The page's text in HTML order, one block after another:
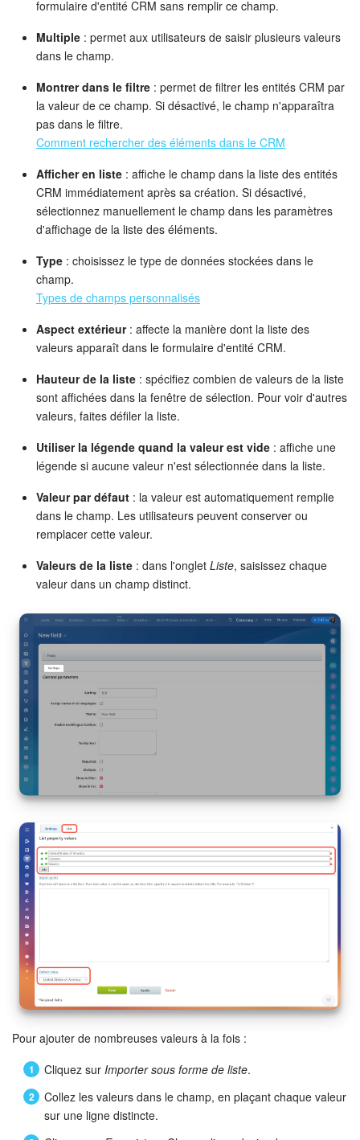
formulaire d'entité CRM sans remplir ce champ.
Multiple : permet aux utilisateurs de saisir plusieurs valeurs
dans le champ.
Montrer dans le filtre : permet de filtrer les entités CRM par
la valeur de ce champ. Si désactivé, le champ n'apparaîtra
pas dans le filtre.
Comment rechercher des éléments dans le CRM
Afficher en liste : affiche le champ dans la liste des entités
CRM immédiatement après sa création. Si désactivé,
sélectionnez manuellement le champ dans les paramètres
d'affichage de la liste des éléments.
Type : choisissez le type de données stockées dans le
champ.
Types de champs personnalisés
Aspect extérieur: affecte la manière dont la liste des
valeurs apparaît dans le formulaire d'entité CRM.
Hauteur de la liste : spécifiez combien de valeurs de la liste
sont affichées dans la fenêtre de sélection. Pour voir d'autres
valeurs, faites défiler la liste.
Utiliser la légende quand la valeur est vide : affiche une
légende si aucune valeur n'est sélectionnée dans la liste.
Valeur par défaut : la valeur est automatiquement remplie
dans le champ. Les utilisateurs peuvent conserver ou
remplacer cette valeur.
Valeurs de la liste : dans l'onglet Liste, saisissez chaque
valeur dans un champ distinct.
Pour ajouter de nombreuses valeurs à la fois :
Cliquez sur Importer sous forme de liste.
Collez les valeurs dans le champ, en plaçant chaque valeur
sur une ligne distincte.